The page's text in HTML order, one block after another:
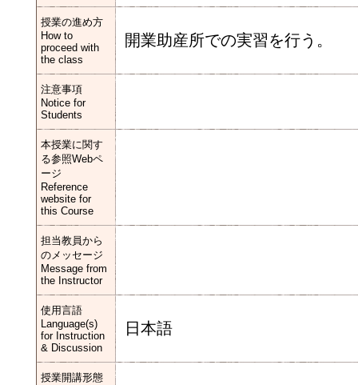
授業の進め方
How to
proceed with
the class
開業助産所での実習を行う。
注意事項
Notice for
Students
本授業に関す
る参照Webペ
ージ
Reference
website for
this Course
担当教員から
のメッセージ
Message from
the Instructor
使用言語
Language(s)
for Instruction
& Discussion
日本語
授業開講形態